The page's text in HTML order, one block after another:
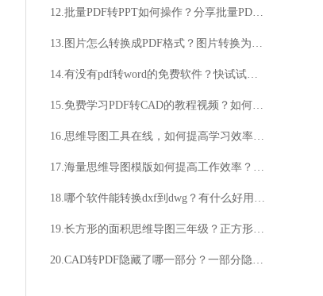
12.批量PDF转PPT如何操作？分享批量PDF转PPT的方法
13.图片怎么转换成PDF格式？图片转换为PDF技巧分享
14.有没有pdf转word的免费软件？快试试这个好方法
15.免费学习PDF转CAD的教程视频？如何免费获取PDF转CAD的教程视频？
16.思维导图工具在线，如何提高学习效率？如何激发创造力？
17.海量思维导图模版如何提高工作效率？如何利用海量思维导图模版提升创造力？
18.哪个软件能转换dxf到dwg？有什么好用的dxf转dwg软件？
19.长方形的面积思维导图三年级？正方形的面积思维导图三年级？
20.CAD转PDF隐藏了哪一部分？一部分隐藏了什么？